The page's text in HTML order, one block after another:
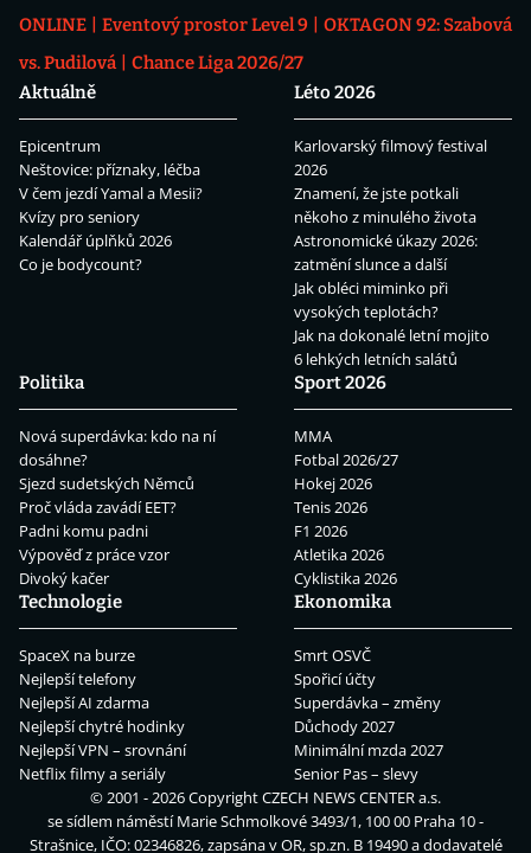
ONLINE
Eventový prostor Level 9
OKTAGON 92: Szabová
vs. Pudilová
Chance Liga 2026/27
Aktuálně
Epicentrum
Neštovice: příznaky, léčba
V čem jezdí Yamal a Mesii?
Kvízy pro seniory
Kalendář úplňků 2026
Co je bodycount?
Léto 2026
Karlovarský filmový festival
2026
Znamení, že jste potkali
někoho z minulého života
Astronomické úkazy 2026:
zatmění slunce a další
Jak obléci miminko při
vysokých teplotách?
Jak na dokonalé letní mojito
6 lehkých letních salátů
Politika
Nová superdávka: kdo na ní
dosáhne?
Sjezd sudetských Němců
Proč vláda zavádí EET?
Padni komu padni
Výpověď z práce vzor
Divoký kačer
Sport 2026
MMA
Fotbal 2026/27
Hokej 2026
Tenis 2026
F1 2026
Atletika 2026
Cyklistika 2026
Technologie
SpaceX na burze
Nejlepší telefony
Nejlepší AI zdarma
Nejlepší chytré hodinky
Nejlepší VPN – srovnání
Netflix filmy a seriály
Ekonomika
Smrt OSVČ
Spořicí účty
Superdávka – změny
Důchody 2027
Minimální mzda 2027
Senior Pas – slevy
© 2001 - 2026 CopyrightCZECH NEWS CENTER a.s.
se sídlem náměstí Marie Schmolkové 3493/1, 100 00 Praha 10 -
Strašnice, IČO: 02346826, zapsána v OR, sp.zn. B 19490 a dodavatelé